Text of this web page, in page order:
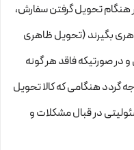
هنگام تحویل گرفتن سفارش،
بگیرند (تحویل ظاهری
در صورتیکه فاقد هر گونه
گردد هنگامی که کالا تحویل
در قبال مشکلات و